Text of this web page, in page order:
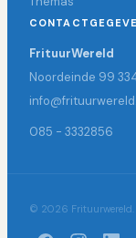
FrituurWereld
Noordeinde 99
085 - 3332856
© 2026 Frituurwereld.